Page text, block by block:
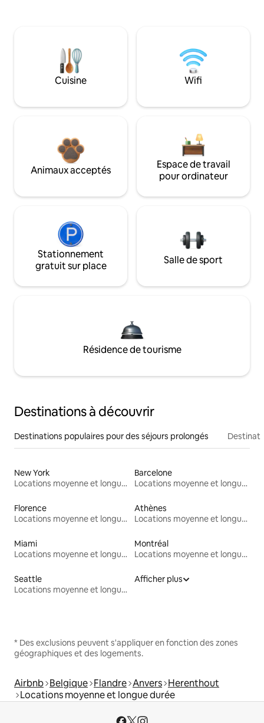
Cuisine Wifi
Animaux acceptés
Espace de travail
pour ordinateur
Stationnement
gratuit sur place
Salle de sport
Résidence de tourisme
Destinations à découvrir
Destinations populaires pour des séjours prolongés
New York
Locations moyenne et longue durée
Barcelone
Locations moyenne et longue durée
Florence
Locations moyenne et longue durée
Athènes
Locations moyenne et longue durée
Miami
Locations moyenne et longue durée
Montréal
Locations moyenne et longue durée
Seattle
Locations moyenne et longue durée
Afficher plus
* Des exclusions peuvent s'appliquer en fonction des zones
géographiques et des logements.
Airbnb Belgique Flandre Anvers Herenthout
Locations moyenne et longue durée